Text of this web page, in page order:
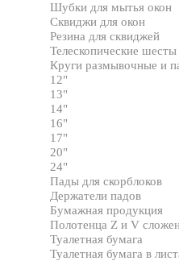
Шубки для мытья окон
Сквиджи для окон
Резина для сквиджей
Телескопические шесты
Круги размывочные и
12"
13"
14"
16"
17"
20"
24"
Пады для скорблоков
Держатели падов
Бумажная продукция
Полотенца Z и V
Туалетная бумага
Туалетная бумага в